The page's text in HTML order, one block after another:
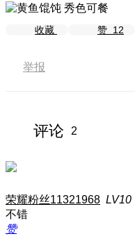
收藏 赞 12
举报
评论 2
荣耀粉丝11321968 LV10
不错
赞